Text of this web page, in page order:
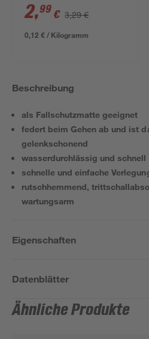
2,99 € 3,29 €
0,12 € / Kilogramm
Beschreibung
als Fallschutzmatte geeignet
federt beim Gehen ab und ist
gelenkschonend
wasserdurchlässig und schnell
schnelle und einfache
rutschhemmend,
wartungsarm
Eigenschaften
Datenblätter
Ähnliche Produkte